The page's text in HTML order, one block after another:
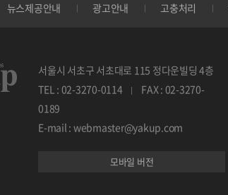
뉴스제공안내 광고안내 고충처리
서울시 서초구 서초대로 115 정다운빌딩 4층
TEL : 02-3270-0114
FAX : 02-3270-
0189
E-mail : webmaster@yakup.com
모바일 버전